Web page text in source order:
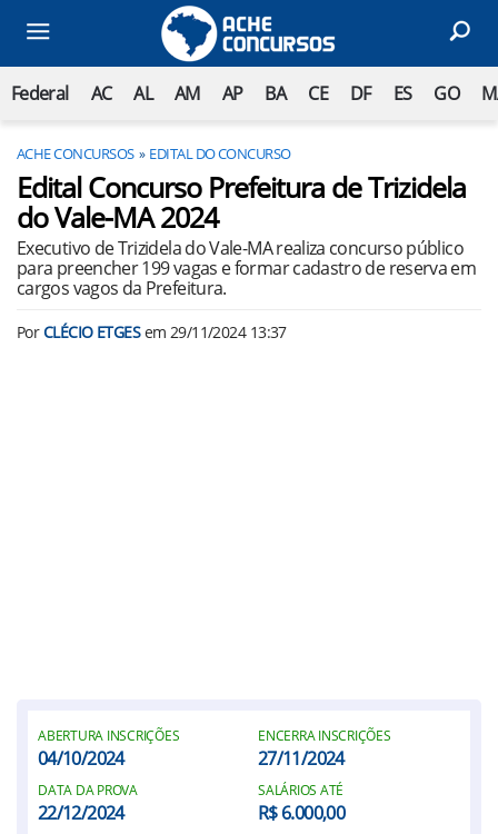
Federal AC AL AM AP BA CE DF ES GO
ACHE CONCURSOS EDITAL DO CONCURSO
Edital Concurso Prefeitura de Trizidela
do Vale-MA 2024
Executivo de Trizidela do Vale-MA realiza concurso público
para preencher 199 vagas e formar cadastro de reserva em
cargos vagos da Prefeitura.
PorCLÉCIO ETGESem 29/11/2024 13:37
ABERTURA INSCRIÇÕES
04/10/2024
ENCERRA INSCRIÇÕES
27/11/2024
DATA DA PROVA
22/12/2024
SALÁRIOS ATÉ
R$ 6.000,00